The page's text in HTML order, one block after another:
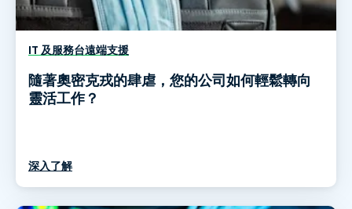
IT 及服務台遠端支援
隨著奧密克戎的肆虐，您的公司如何輕鬆轉向
靈活工作？
深入了解